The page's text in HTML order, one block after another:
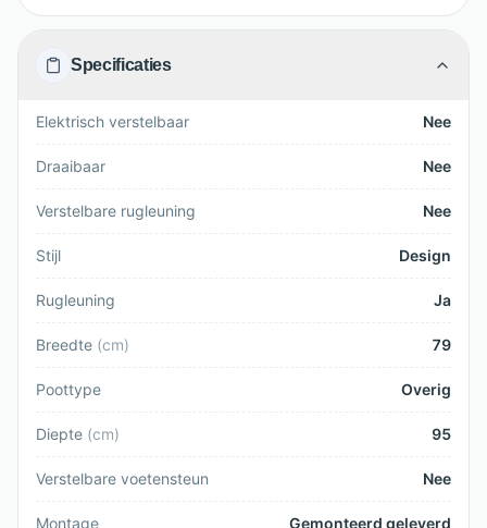
Specificaties
Elektrisch verstelbaar Nee
Draaibaar Nee
Verstelbare rugleuning Nee
Stijl Design
Rugleuning Ja
Breedte (cm) 79
Poottype Overig
Diepte (cm) 95
Verstelbare voetensteun Nee
Montage Gemonteerd geleverd